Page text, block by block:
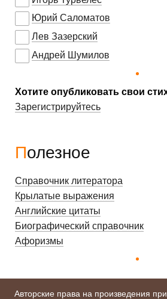
Юрий Саломатов
Лев Зазерский
Андрей Шумилов
Хотите опубликовать свои
Зарегистрируйтесь
Полезное
Справочник литератора
Крылатые выражения
Английские цитаты
Биографический справочник
Афоризмы
Авторские права на произведения